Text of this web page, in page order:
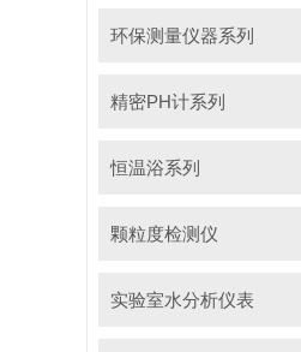
环保测量仪器系列
精密PH计系列
恒温浴系列
颗粒度检测仪
实验室水分析仪表